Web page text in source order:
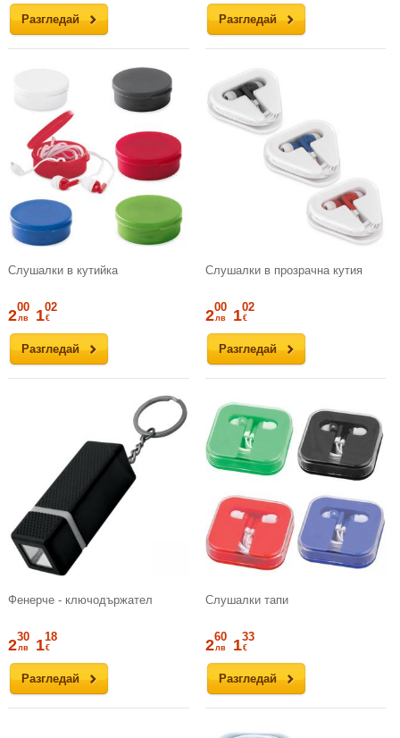
Разгледай Разгледай
Слушалки в кутийка
Разгледай
200
лв 102
€
Слушалки в прозрачна кутия
Разгледай
200
лв 102
€
Фенерче - ключодържател
Разгледай
230
лв 118
€
Слушалки тапи
Разгледай
260
лв 133
€